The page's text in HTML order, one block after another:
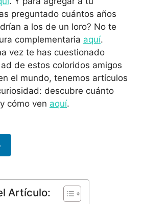
preguntado cuántos años
a los de un loro? No te
complementaria aquí.
vez te has cuestionado
de estos coloridos amigos
el mundo, tenemos artículos
descubre cuánto
y cómo ven aquí.
Artículo: